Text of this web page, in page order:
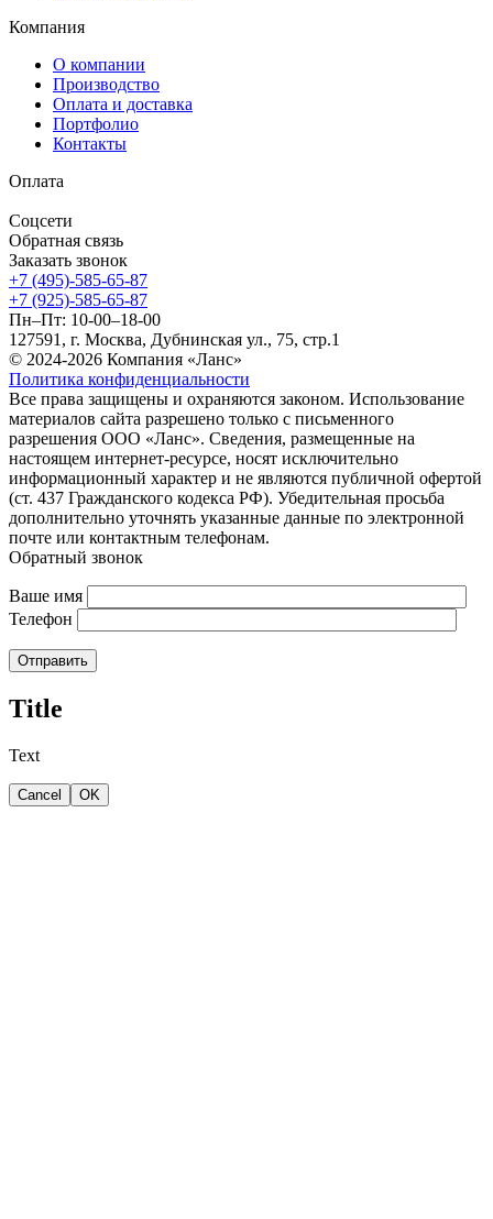
Компания
О компании
Производство
Оплата и доставка
Портфолио
Контакты
Оплата
Соцсети
Обратная связь
Заказать звонок
+7 (495)-585-65-87
+7 (925)-585-65-87
Пн–Пт: 10-00–18-00
127591, г. Москва, Дубнинская ул., 75, стр.1
© 2024-2026 Компания «Ланс»
Политика конфиденциальности
Все права защищены и охраняются законом. Использование
материалов сайта разрешено только с письменного
разрешения ООО «Ланс». Сведения, размещенные на
настоящем интернет-ресурсе, носят исключительно
информационный характер и не являются публичной офертой
(ст. 437 Гражданского кодекса РФ). Убедительная просьба
дополнительно уточнять указанные данные по электронной
почте или контактным телефонам.
Обратный звонок
Ваше имя
Телефон
Отправить
Title
Text
Cancel OK